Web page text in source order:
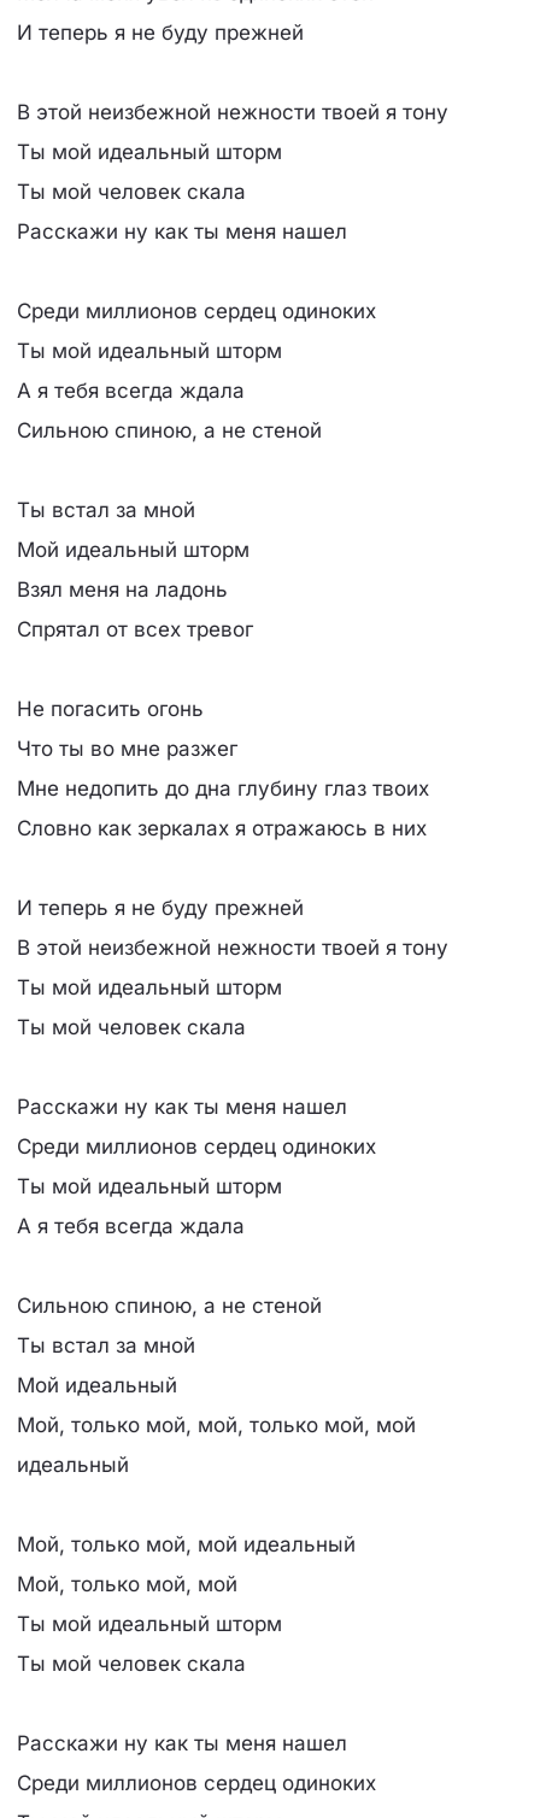
И теперь я не буду прежней
В этой неизбежной нежности твоей я тону
Ты мой идеальный шторм
Ты мой человек скала
Расскажи ну как ты меня нашел
Среди миллионов сердец одиноких
Ты мой идеальный шторм
А я тебя всегда ждала
Сильною спиною, а не стеной
Ты встал за мной
Мой идеальный шторм
Взял меня на ладонь
Спрятал от всех тревог
Не погасить огонь
Что ты во мне разжег
Мне недопить до дна глубину глаз твоих
Словно как зеркалах я отражаюсь в них
И теперь я не буду прежней
В этой неизбежной нежности твоей я тону
Ты мой идеальный шторм
Ты мой человек скала
Расскажи ну как ты меня нашел
Среди миллионов сердец одиноких
Ты мой идеальный шторм
А я тебя всегда ждала
Сильною спиною, а не стеной
Ты встал за мной
Мой идеальный
Мой, только мой, мой, только мой, мой
идеальный
Мой, только мой, мой идеальный
Мой, только мой, мой
Ты мой идеальный шторм
Ты мой человек скала
Расскажи ну как ты меня нашел
Среди миллионов сердец одиноких